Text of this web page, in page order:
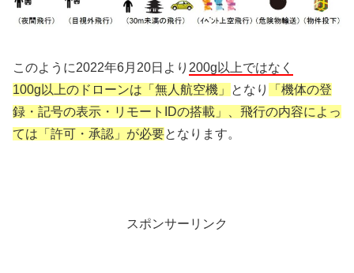
このように2022年6月20日より 200g以上ではなく
100g以上のドローンは「無人航空機」
となり
「機体の登
録・記号の表示・リモートIDの搭載」、飛行の内容によっ
ては「許可・承認」が必要となります。
スポンサーリンク